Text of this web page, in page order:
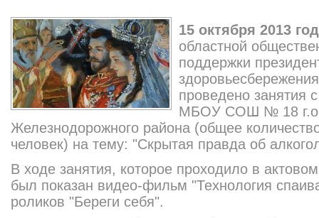
15 октября 2013
областной
поддержки
проведено занятия
МБОУ СОШ № 18
Железнодорожного района (общее
человек) на тему: "Скрытая правда об
В ходе занятия, которое проходило в
был показан видео-фильм "Технология
роликов "Береги себя".